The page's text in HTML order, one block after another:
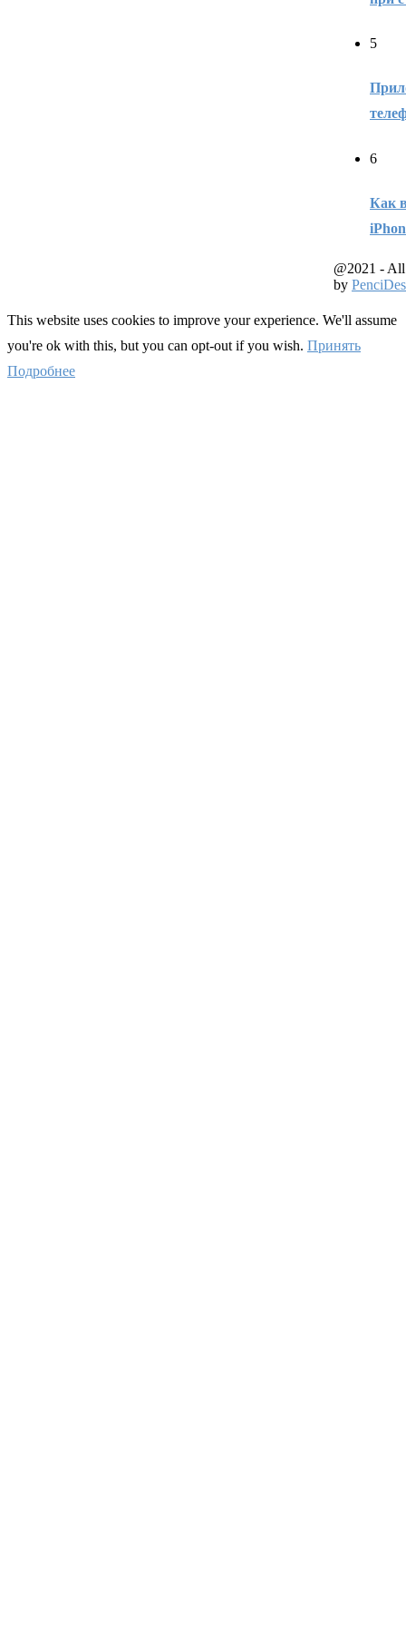
5
6
Как
@2021 -
by
This website uses cookies to improve your experience. We'll assume
you're ok with this, but you can opt-out if you wish. Принять
Подробнее